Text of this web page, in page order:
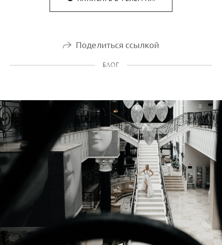
Поделиться ссылкой
БЛОГ